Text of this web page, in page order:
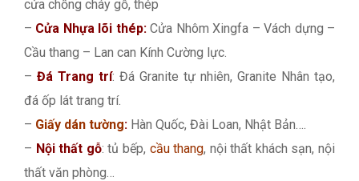
cửa chống cháy gỗ, thép
– Cửa Nhựa lõi thép:Cửa Nhôm Xingfa – Vách dựng –
Cầu thang – Lan can Kính Cường lực.
– Đá Trang trí: Đá Granite tự nhiên, Granite Nhân tạo,
đá ốp lát trang trí.
– Giấy dán tường: Hàn Quốc, Đài Loan, Nhật Bản….
– Nội thất gỗ: tủ bếp, cầu thang, nội thất khách sạn, nội
thất văn phòng…